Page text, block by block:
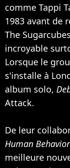
comme Tappi
1983 avant de
The
incroyable
Lorsque le
s'installe à
album solo,
Attack.
De leur
Human Behavior
meilleure